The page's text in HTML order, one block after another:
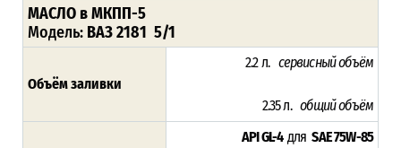
МАСЛО в МКПП-5
Модель: ВАЗ 2181 5/1
Объём заливки
2.2 л. сервисныйобъём
2.35 л. общийобъём
API GL-4 дляSAE 75W-85